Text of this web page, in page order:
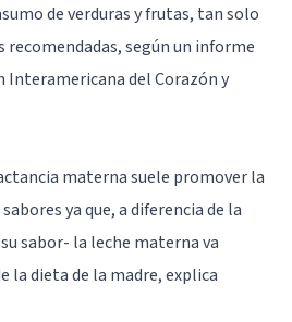
de verduras y frutas, tan solo
recomendadas, según un informe
Interamericana del Corazón y
materna suele promover la
ya que, a diferencia de la
sabor- la leche materna va
la dieta de la madre, explica